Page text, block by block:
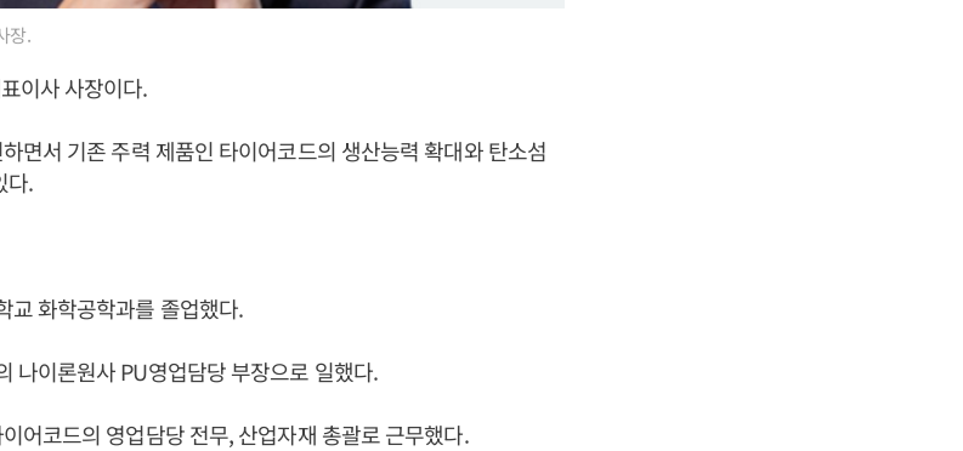
장.
이사 사장이다.
면서 기존 주력 제품인 타이어코드의 생산능력 확대와 탄소섬
다.
교 화학공학과를 졸업했다.
나이론원사 PU영업담당 부장으로 일했다.
어코드의 영업담당 전무, 산업자재 총괄로 근무했다.